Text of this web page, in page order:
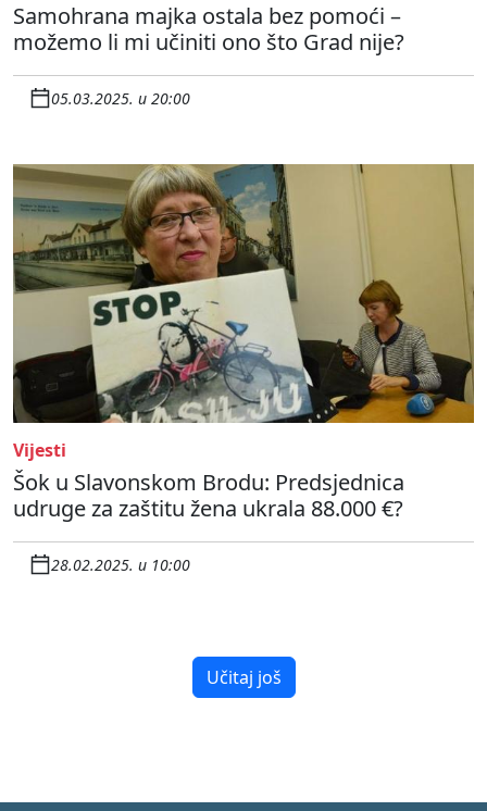
Samohrana majka ostala bez pomoći –
možemo li mi učiniti ono što Grad nije?
05.03.2025. u 20:00
Vijesti
Šok u Slavonskom Brodu: Predsjednica
udruge za zaštitu žena ukrala 88.000 €?
28.02.2025. u 10:00
Učitaj još